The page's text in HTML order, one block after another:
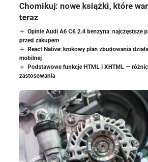
Chomikuj: nowe książki, które
teraz
Opinie Audi A6 C6 2.4 benzyna: najczęstsze
przed zakupem
React Native: krokowy plan zbudowania
mobilnej
Podstawowe funkcje HTML i XHTML —
zastosowania